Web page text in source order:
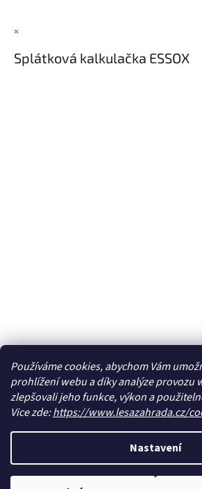
Používáme cookies, abychom Vám
prohlížení webu a díky analýze provozu
zlepšovali jeho funkce, výkon a
Vice zde:https://www.lesazahrada.cz/
Nastavení
×
Splátková kalkulačka ESSOX